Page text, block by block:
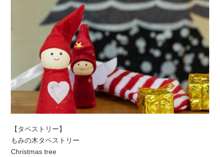
【タペストリー】
もみの木タペストリー
Christmas tree